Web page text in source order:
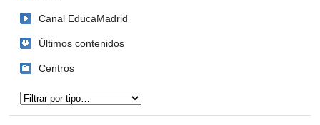
Canal EducaMadrid
Últimos contenidos
Centros